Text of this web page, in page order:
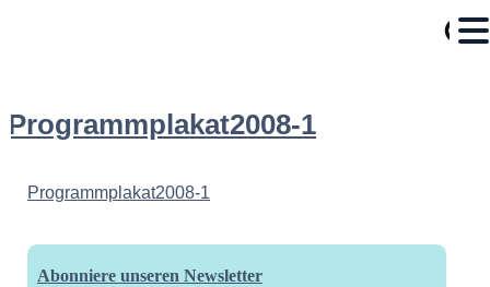
Programmplakat2008-1
Programmplakat2008-1
Abonniere unseren Newsletter